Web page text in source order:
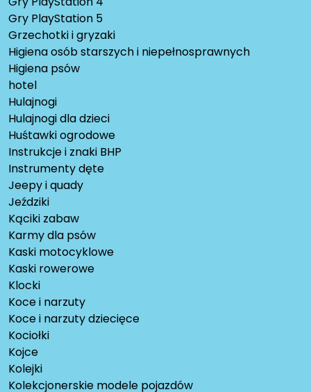
Gry PlayStation 5
Grzechotki i gryzaki
Higiena osób starszych i niepełnosprawnych
Higiena psów
hotel
Hulajnogi
Hulajnogi dla dzieci
Huśtawki ogrodowe
Instrukcje i znaki BHP
Instrumenty dęte
Jeepy i quady
Jeździki
Kąciki zabaw
Karmy dla psów
Kaski motocyklowe
Kaski rowerowe
Klocki
Koce i narzuty
Koce i narzuty dziecięce
Kociołki
Kojce
Kolejki
Kolekcjonerskie modele pojazdów